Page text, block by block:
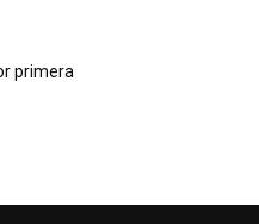
primera